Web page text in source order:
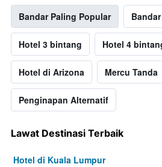
Bandar Paling Popular
Hotel 3 bintang Hotel 4
Hotel di Arizona Mercu Tanda
Penginapan Alternatif
Lawat Destinasi Terbaik
Hotel di Kuala Lumpur